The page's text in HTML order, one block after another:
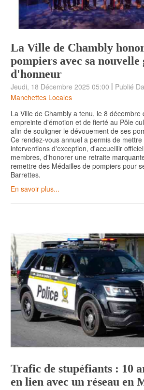
La Ville de Chambly
pompiers avec sa nouvelle
d'honneur
Jeudi, 18 Décembre 2025 05:00 | Publié
Manchettes Locales
La Ville de Chambly a tenu, le 8 décembre
empreinte d'émotion et de fierté au Pôle
afin de souligner le dévouement de ses
Ce rendez-vous annuel a permis de
interventions d'exception, d'accueillir
membres, d'honorer une retraite
remettre des Médailles de pompiers pour
Barrettes.
En savoir plus...
Trafic de stupéfiants : 10
en lien avec un réseau en